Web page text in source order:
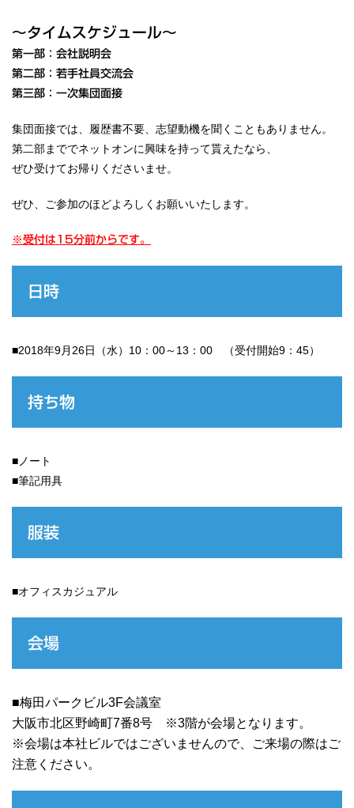
～タイムスケジュール～
第一部：会社説明会
第二部：若手社員交流会
第三部：一次集団面接
集団面接では、履歴書不要、志望動機を聞くこともありません。
第二部まででネットオンに興味を持って貰えたなら、
ぜひ受けてお帰りくださいませ。
ぜひ、ご参加のほどよろしくお願いいたします。
※受付は15分前からです。
日時
■2018年9月26日（水）10：00～13：00 （受付開始9：45）
持ち物
■ノート
■筆記用具
服装
■オフィスカジュアル
会場
■梅田パークビル3F会議室
大阪市北区野崎町7番8号 ※3階が会場となります。
※会場は本社ビルではございませんので、ご来場の際はご
注意ください。